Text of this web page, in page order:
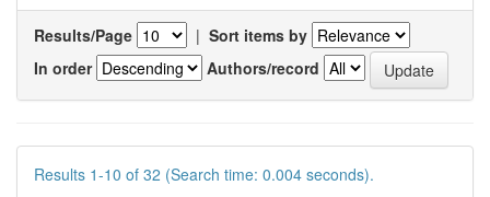
Results/Page | Sort items by
In order
Authors/record
Results 1-10 of 32 (Search time: 0.004 seconds).